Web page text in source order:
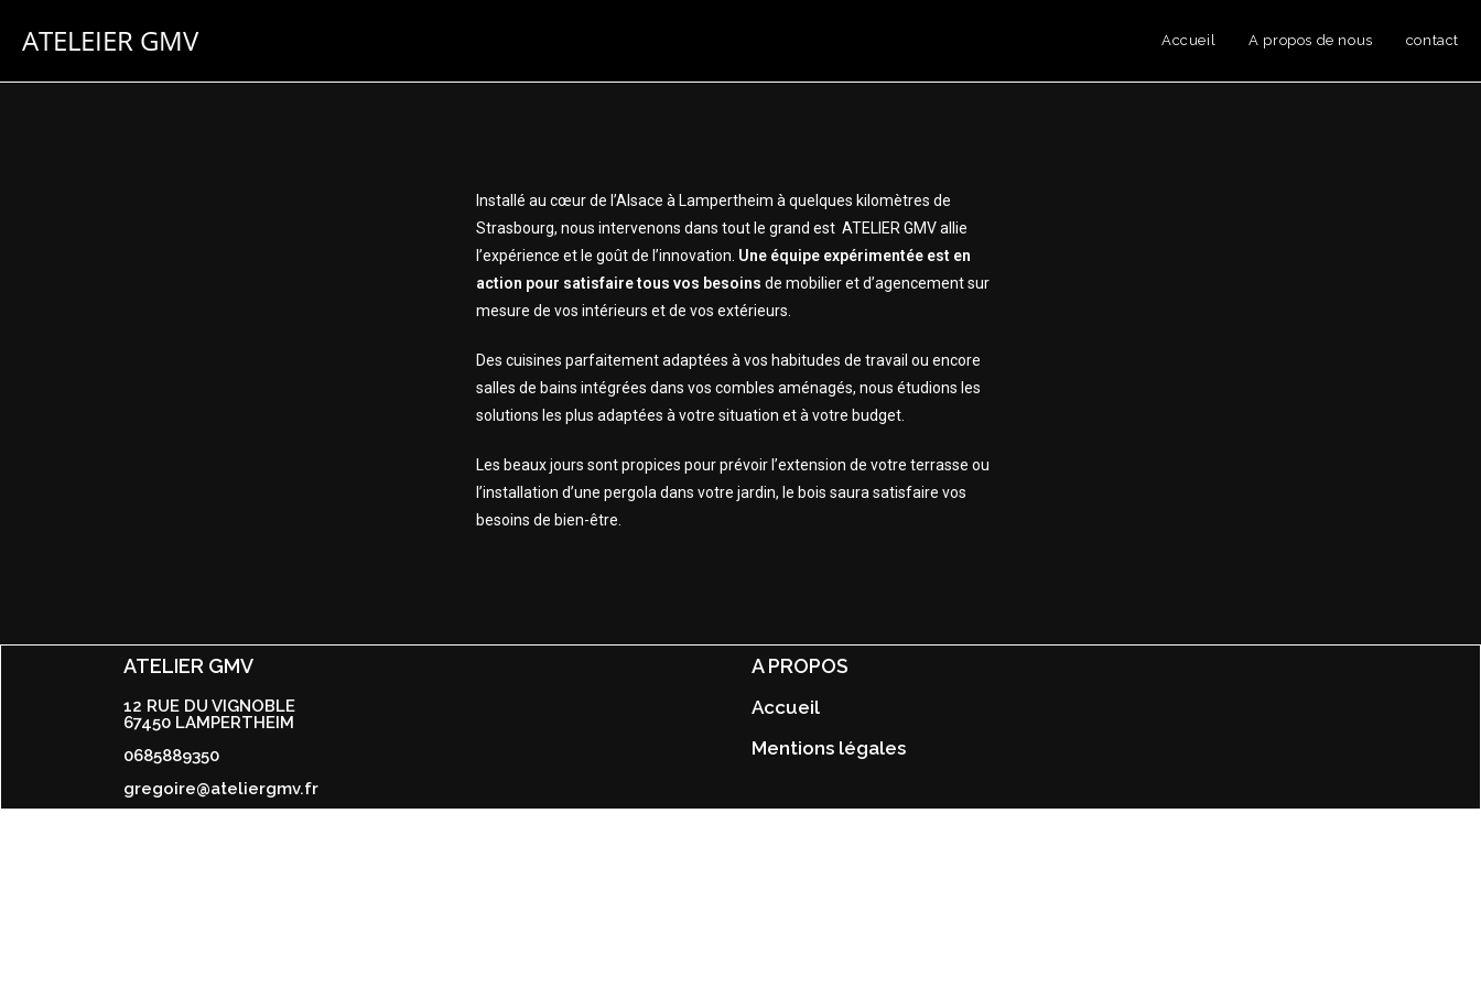
ATELEIER GMV Accueil A propos de nous contact
Installé au cœur de l’Alsace à Lampertheim à quelques kilomètres de
Strasbourg, nous intervenons dans tout le grand est ATELIER GMV allie
l’expérience et le goût de l’innovation. Une équipe expérimentée est en
action pour satisfaire tous vos besoins de mobilier et d’agencement sur
mesure de vos intérieurs et de vos extérieurs.
Des cuisines parfaitement adaptées à vos habitudes de travail ou encore
salles de bains intégrées dans vos combles aménagés, nous étudions les
solutions les plus adaptées à votre situation et à votre budget.
Les beaux jours sont propices pour prévoir l’extension de votre terrasse ou
l’installation d’une pergola dans votre jardin, le bois saura satisfaire vos
besoins de bien-être.
ATELIER GMV
12 RUE DU VIGNOBLE
67450 LAMPERTHEIM
0685889350
gregoire@ateliergmv.fr
A PROPOS
Accueil
Mentions légales